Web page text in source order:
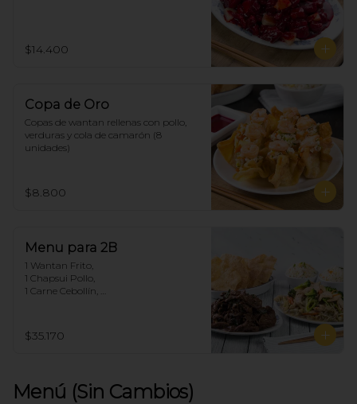
$14.400
Copa de Oro
Copas de wantan rellenas con pollo,
verduras y cola de camarón (8
unidades)
$8.800
Menu para 2B
1 Wantan Frito,
1 Chapsui Pollo,
1 Carne Cebollín,
$35.170
Menú (Sin Cambios)